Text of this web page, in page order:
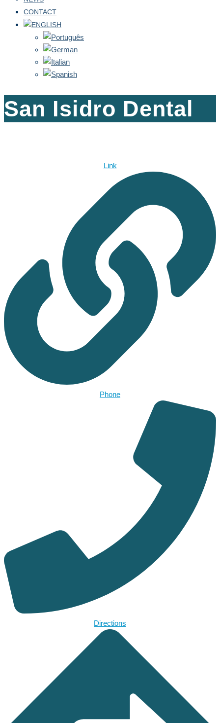
CONTACT
San Isidro Dental
Link
Phone
Directions